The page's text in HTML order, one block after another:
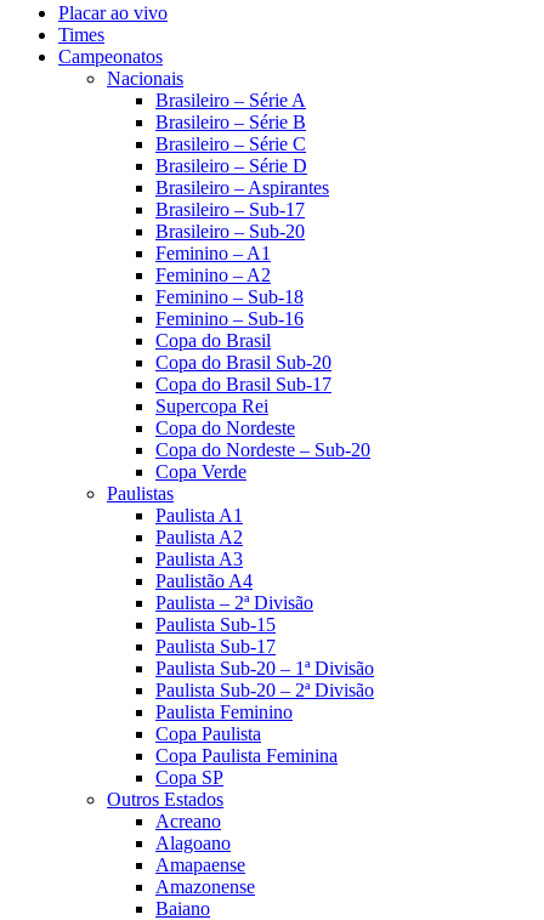
Placar ao vivo
Times
Campeonatos
Nacionais
Brasileiro – Série A
Brasileiro – Série B
Brasileiro – Série C
Brasileiro – Série D
Brasileiro – Aspirantes
Brasileiro – Sub-17
Brasileiro – Sub-20
Feminino – A1
Feminino – A2
Feminino – Sub-18
Feminino – Sub-16
Copa do Brasil
Copa do Brasil Sub-20
Copa do Brasil Sub-17
Supercopa Rei
Copa do Nordeste
Copa do Nordeste – Sub-20
Copa Verde
Paulistas
Paulista A1
Paulista A2
Paulista A3
Paulistão A4
Paulista – 2ª Divisão
Paulista Sub-15
Paulista Sub-17
Paulista Sub-20 – 1ª Divisão
Paulista Sub-20 – 2ª Divisão
Paulista Feminino
Copa Paulista
Copa Paulista Feminina
Copa SP
Outros Estados
Acreano
Alagoano
Amapaense
Amazonense
Baiano